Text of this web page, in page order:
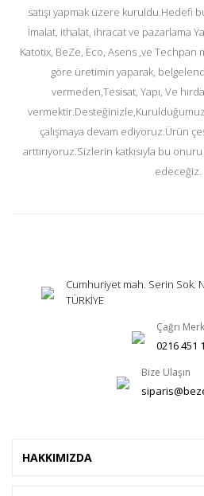
satışı yapmak üzere kuruldu.Hedefi
İmalat, ithalat, ihracat ve pazarlama
Katotix, BeZe, Eco, Asens ,ve Techpan
göre üretimin yaparak,
vermeden,Tesisat, Yapı, Ve
çalışmaya devam ediyoruz.Ürün
arttırıyoruz.Sizlerin katkısıyla bu
edeceğiz.
Cumhuriyet mah. Serin Sok.
TÜRKİYE
Çağrı
0216 451
Bize Ulaşın
HAKKIMIZDA